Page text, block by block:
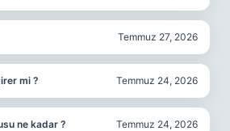
Temmuz 27, 2026
mi ? Temmuz 24, 2026
ne kadar ? Temmuz 24, 2026